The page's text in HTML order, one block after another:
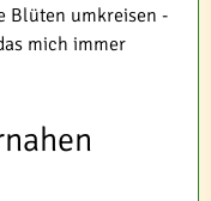
Blüten umkreisen -
mich immer